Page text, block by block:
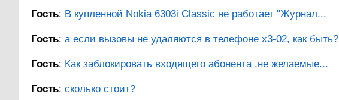
Гость: В купленной Nokia 6303i Сlassic не работает "Журнал...
Гость: а если вызовы не удаляются в телефоне х3-02, как быть?
Гость: Как заблокировать входящего абонента ,не желаемые...
Гость: сколько стоит?